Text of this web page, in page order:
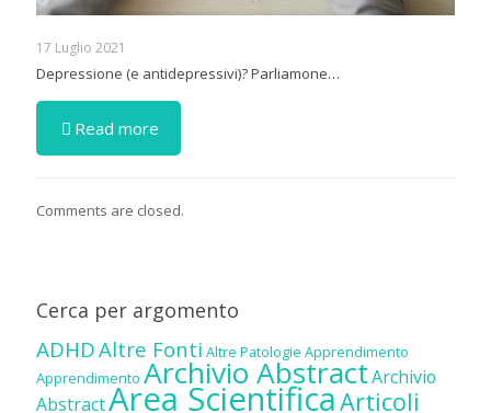
17 Luglio 2021
Depressione (e antidepressivi)? Parliamone…
Read more
Comments are closed.
Cerca per argomento
ADHDAltre Fonti Altre Patologie Apprendimento
Apprendimento Archivio AbstractArchivio
AbstractArea ScientificaArticoli